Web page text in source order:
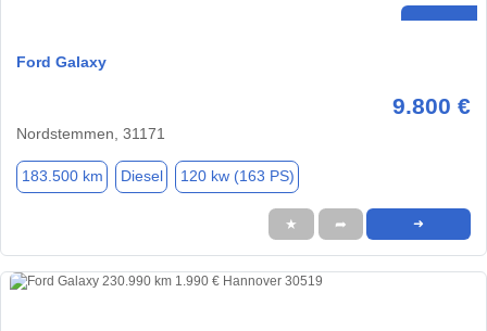
Ford Galaxy
9.800 €
Nordstemmen, 31171
183.500 km Diesel 120 kw (163 PS)
★ ➦ ➜